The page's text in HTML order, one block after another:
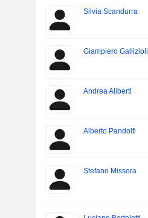
Silvia Scandurra
Giampiero Gallizioli
Andrea Aliberti
Alberto Pandolfi
Stefano Missora